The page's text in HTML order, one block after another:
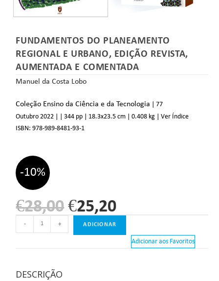
FUNDAMENTOS DO PLANEAMENTO
REGIONAL E URBANO, EDIÇÃO REVISTA,
AUMENTADA E COMENTADA
Manuel da Costa Lobo
Coleção Ensino da Ciência e da Tecnologia | 77
Outubro 2022 |
| 344 pp | 18.3x23.5 cm | 0.408 kg |Ver Índice
ISBN:978-989-8481-93-1
-10%
€28,00 €25,20
- + ADICIONAR
Adicionar aos Favoritos
DESCRIÇÃO